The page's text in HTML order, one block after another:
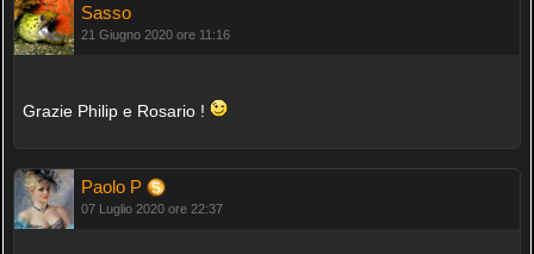
Sasso
21 Giugno 2020 ore 11:16
Grazie Philip e Rosario !
Paolo P
07 Luglio 2020 ore 22:37